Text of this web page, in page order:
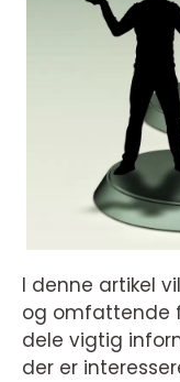
I denne artikel
og omfattende
dele vigtig
der er